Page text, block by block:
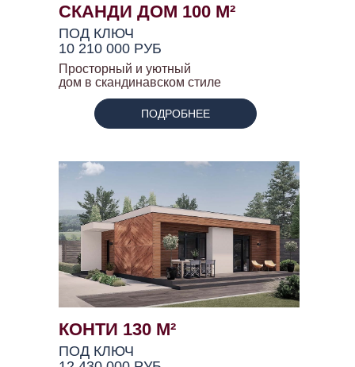
СКАНДИ ДОМ 100 М²
ПОД КЛЮЧ
10 210 000 РУБ
Просторный и уютный
дом в скандинавском стиле
ПОДРОБНЕЕ
КОНТИ 130 М²
ПОД КЛЮЧ